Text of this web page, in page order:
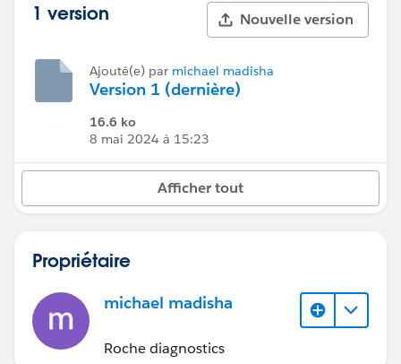
1 version Nouvelle version
Ajouté(e) par michael madisha
Version 1 (dernière)
16.6 ko
8 mai 2024 à 15:23
Afficher tout
Propriétaire
michael madisha
Roche diagnostics